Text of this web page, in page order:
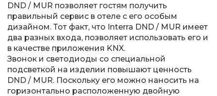
DND / MUR позволяет гостям получить
правильный сервис в отеле с его особым
дизайном. Тот факт, что Interra DND / MUR имеет
два разных входа, позволяет использовать его и
в качестве приложения KNX.
Звонок и светодиоды со специальной
подсветкой на изделии повышают ценность
DND / MUR. Поскольку его можно наносить на
горизонтально расположенную двойную